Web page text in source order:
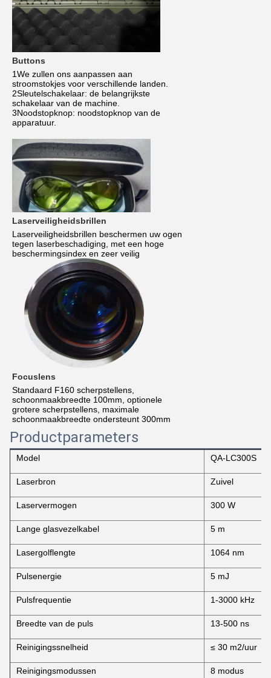
Buttons
1We zullen ons aanpassen aan
stroomstokjes voor verschillende landen.
2Sleutelschakelaar: de belangrijkste
schakelaar van de machine.
3Noodstopknop: noodstopknop van de
apparatuur.
Laserveiligheidsbrillen
Laserveiligheidsbrillen beschermen uw ogen
tegen laserbeschadiging, met een hoge
beschermingsindex en zeer veilig
Focuslens
Standaard F160 scherpstellens,
schoonmaakbreedte 100mm, optionele
grotere scherpstellens, maximale
schoonmaakbreedte ondersteunt 300mm
Productparameters
Model QA-LC300S
Laserbron Zuivel
Laservermogen 300 W
Lange glasvezelkabel 5 m
Lasergolflengte 1064 nm
Pulsenergie 5 mJ
Pulsfrequentie 1-3000 kHz
Breedte van de puls 13-500 ns
Reinigingssnelheid ≤ 30 m2/uur
Reinigingsmodussen 8 modus